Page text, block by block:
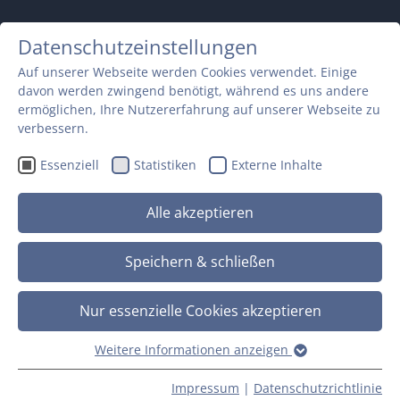
HELFER METALLBAU (M/W/D)
Wir suchen Dich – zur Verstärkung unseres Teams!
Datenschutzeinstellungen
Auf unserer Webseite werden Cookies verwendet. Einige
davon werden zwingend benötigt, während es uns andere
ermöglichen, Ihre Nutzererfahrung auf unserer Webseite zu
verbessern.
Essenziell Statistiken Externe Inhalte
Alle akzeptieren
Speichern & schließen
Nur essenzielle Cookies akzeptieren
Essenziell
Essenzielle Cookies werden für grundlegende Funktionen
Weitere Informationen anzeigen
Impressum | Datenschutzrichtlinie